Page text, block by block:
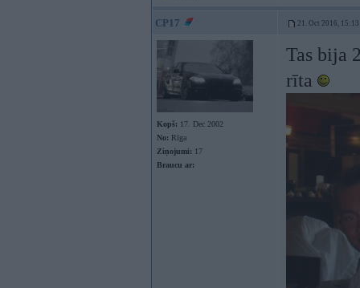
CP17 21. Oct 2016, 15:13
Kopš: 17. Dec 2002
No: Rīga
Ziņojumi: 17
Braucu ar:
Tas bija
rīta